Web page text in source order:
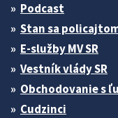
Podcast
Stan sa
E-služby MV SR
Vestník vlády SR
Obchodovanie s
Cudzinci